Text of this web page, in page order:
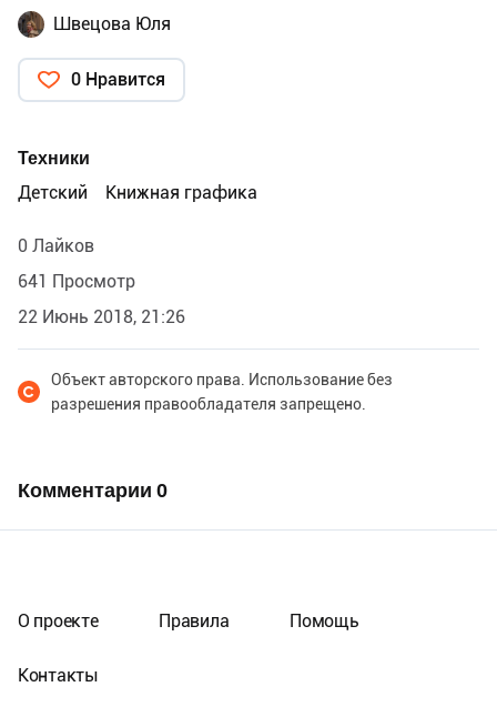
Швецова Юля
0 Нравится
Техники
Детский
Книжная графика
0 Лайков
641 Просмотр
22 Июнь 2018, 21:26
Объект авторского права. Использование без
разрешения правообладателя запрещено.
Комментарии 0
О проекте Правила Помощь
Контакты